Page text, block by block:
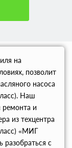
на
позволит
насоса
Наш
ремонта и
из техцентра
«МИГ
разобраться с